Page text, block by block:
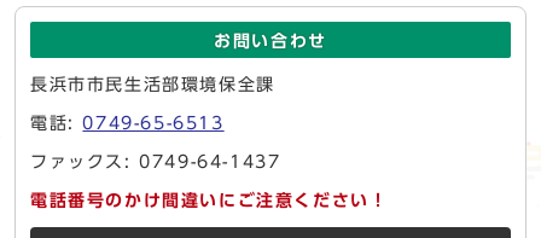
お問い合わせ
長浜市市民生活部環境保全課
電話:0749-65-6513
ファックス: 0749-64-1437
電話番号のかけ間違いにご注意ください！